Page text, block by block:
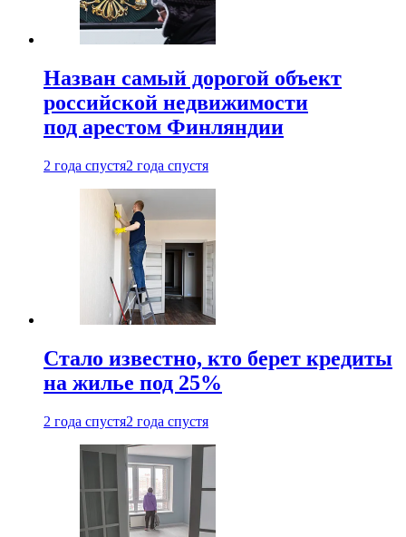
Назван самый дорогой объект
российской недвижимости
под арестом Финляндии
2 года спустя2 года спустя
Стало известно, кто берет кредиты
на жилье под 25%
2 года спустя2 года спустя